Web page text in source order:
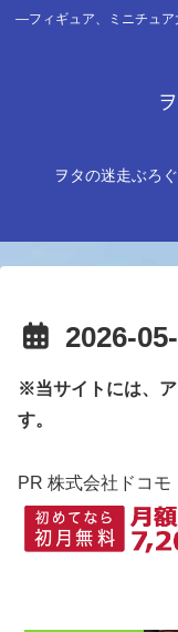
―フィギュア、ミニチュア
ヲタの迷走ぶろ
2026-
※当サイトには、
す。
PR 株式会社ドコモ